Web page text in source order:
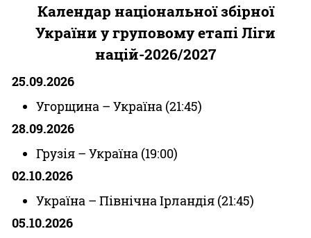
Календар національної збірної
України у груповому етапі Ліги
націй-2026/2027
25.09.2026
Угорщина – Україна (21:45)
28.09.2026
Грузія – Україна (19:00)
02.10.2026
Україна – Північна Ірландія (21:45)
05.10.2026